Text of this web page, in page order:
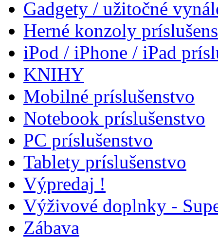
Gadgety / užitočné
Herné konzoly
iPod / iPhone / iPad
KNIHY
Mobilné príslušenstvo
Notebook príslušenstvo
PC príslušenstvo
Tablety príslušenstvo
Výpredaj !
Výživové doplnky -
Zábava